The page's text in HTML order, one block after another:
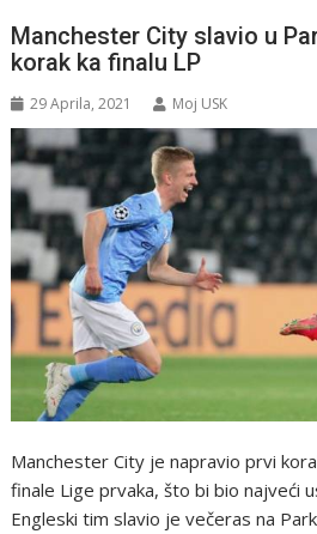
Manchester City slavio u
korak ka finalu LP
29 Aprila, 2021 Moj USK
Manchester City je napravio prvi
finale Lige prvaka, što bi bio najveći
Engleski tim slavio je večeras na